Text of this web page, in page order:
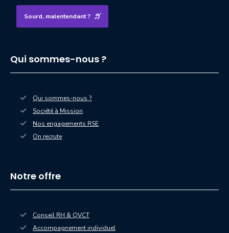
Sourd, malentendant ?
Qui sommes-nous ?
Qui sommes-nous ?
Société à Mission
Nos engagements RSE
On recrute
Notre offre
Conseil RH & QVCT
Accompagnement individuel